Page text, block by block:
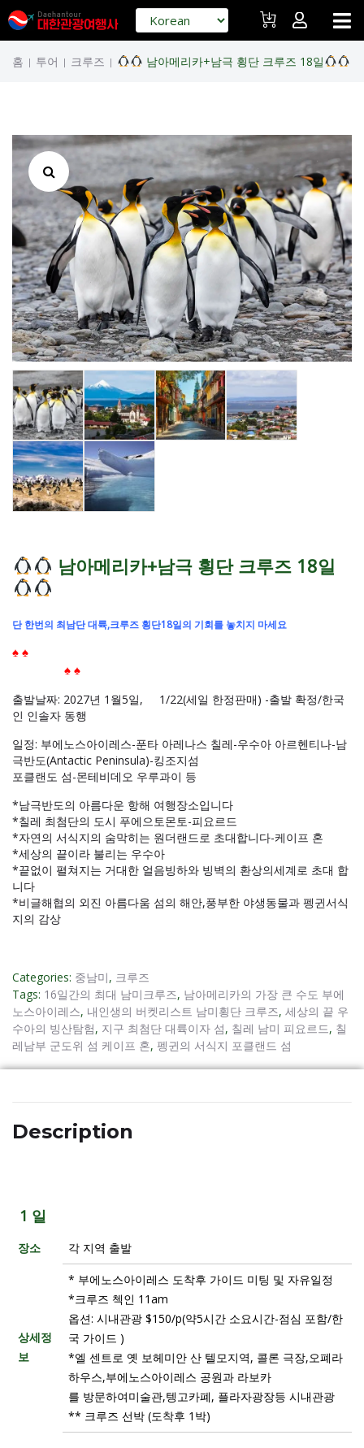
홈 | 투어 | 크루즈 | 남아메리카+남극 횡단 크루즈 18일
남아메리카+남극 횡단 크루즈 18일
단 한번의 최남단 대륙,크루즈 횡단18일의 기회를 놓치지 마세요
♠ ♠
♠ ♠
출발날짜: 2027년 1월5일, 1/22(세일 한정판매) -출발 확정/한국
인 인솔자 동행
일정: 부에노스아이레스-푼타 아레나스 칠레-우수아 아르헨티나-남
극반도(Antactic Peninsula)-킹조지섬
포클랜도 섬-몬테비데오 우루과이 등
*남극반도의 아름다운 항해 여행장소입니다
*칠레 최첨단의 도시 푸에으토몬토-피요르드
*자연의 서식지의 숨막히는 원더랜드로 초대합니다-케이프 혼
*세상의 끝이라 불리는 우수아
*끝없이 펼쳐지는 거대한 얼음빙하와 빙벽의 환상의세계로 초대 합
니다
*비글해협의 외진 아름다움 섬의 해안,풍부한 야생동물과 펭귄서식
지의 감상
Categories: 중남미, 크루즈
Tags: 16일간의 최대 남미크루즈, 남아메리카의 가장 큰 수도 부에
노스아이레스, 내인생의 버켓리스트 남미횡단 크루즈, 세상의 끝 우
수아의 빙산탐험, 지구 최첨단 대륙이자 섬, 칠레 남미 피요르드, 칠
레남부 군도위 섬 케이프 혼, 펭귄의 서식지 포클랜드 섬
Description
1 일
장소 각 지역 출발
상세정
보
* 부에노스아이레스 도착후 가이드 미팅 및 자유일정
*크루즈 첵인 11am
옵션: 시내관광 $150/p(약5시간 소요시간-점심 포함/한
국 가이드 )
*엘 센트로 옛 보헤미안 산 텔모지역, 콜론 극장,오폐라
하우스,부에노스아이레스 공원과 라보카
를 방문하여미술관,텡고카폐, 플라자광장등 시내관광
** 크루즈 선박 (도착후 1박)